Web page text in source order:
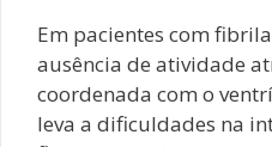
Em pacientes com
ausência de atividade
coordenada com o
leva a dificuldades na